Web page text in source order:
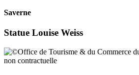
Saverne
Statue Louise Weiss